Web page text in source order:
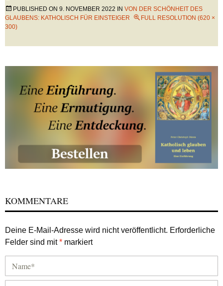
PUBLISHED ON 9. NOVEMBER 2022 IN VON DER SCHÖNHEIT DES
GLAUBENS: KATHOLISCH FÜR EINSTEIGER
FULL RESOLUTION (620 ×
300)
KOMMENTARE
Deine E-Mail-Adresse wird nicht veröffentlicht. Erforderliche
Felder sind mit* markiert